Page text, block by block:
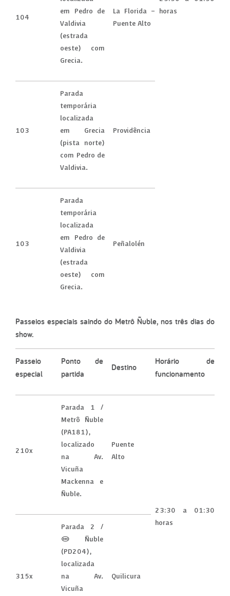
horas
104
em Pedro de
Valdivia
(estrada
oeste) com
Grecia.
La Florida –
Puente Alto
103
Parada
temporária
localizada
em Grecia
(pista norte)
com Pedro de
Valdivia.
Providência
103
Parada
temporária
localizada
em Pedro de
Valdivia
(estrada
oeste) com
Grecia.
Peñalolén
Passeios especiais saindo do Metrô Ñuble, nos três dias do
show.
Passeio
especial
Ponto de
partida
Destino
Horário de
funcionamento
210x
Parada 1 /
Metrô Ñuble
(PA181),
localizado
na Av.
Vicuña
Mackenna e
Ñuble.
Puente
Alto
23:30 a 01:30
horas
315x
Parada 2 /
(M) Ñuble
(PD204),
localizada
na Av.
Vicuña
Quilicura